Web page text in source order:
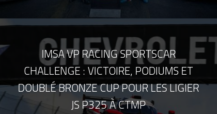
IMSA VP RACING SPORTSCAR
CHALLENGE : VICTOIRE, PODIUMS ET
DOUBLÉ BRONZE CUP POUR LES LIGIER
JS P325 À CTMP